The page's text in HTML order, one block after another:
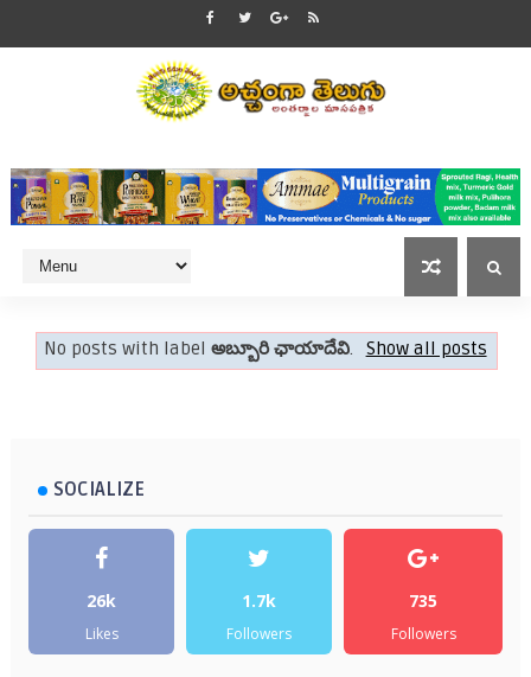
No posts with labelఅబ్బూరి ఛాయాదేవి. Show all posts
SOCIALIZE
26k
Likes
1.7k
Followers
735
Followers